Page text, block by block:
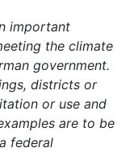
important
the climate
government.
districts or
or use and
are to be
federal